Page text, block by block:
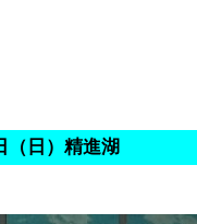
日）精進湖